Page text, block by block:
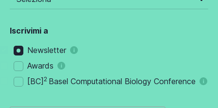
Iscrivimi a
Newsletter
Awards
[BC] 2 Basel Computational Biology Conference